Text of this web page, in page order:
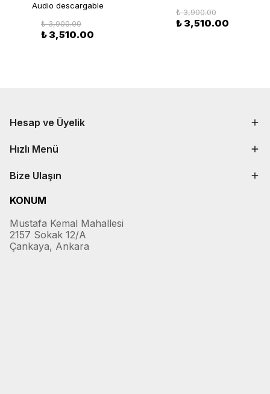
Audio descargable
₺ 3,900.00
₺ 3,510.00
₺ 3,900.00
₺ 3,510.00
Hesap ve Üyelik
Hızlı Menü
Bize Ulaşın
KONUM
Mustafa Kemal Mahallesi
2157 Sokak 12/A
Çankaya, Ankara